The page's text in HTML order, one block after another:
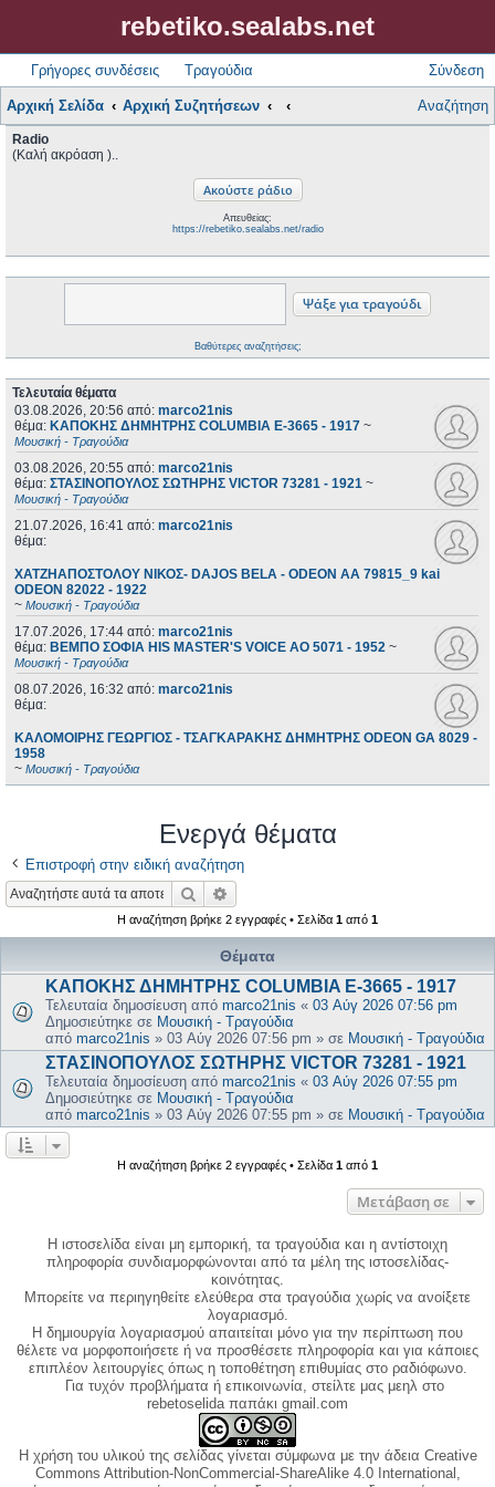
rebetiko.sealabs.net
Γρήγορες συνδέσεις Τραγούδια Σύνδεση
Αρχική Σελίδα Αρχική Συζητήσεων Αναζήτηση
Radio
(Καλή ακρόαση )..
Απευθείας:
https://rebetiko.sealabs.net/radio
Βαθύτερες αναζητήσεις;
Τελευταία θέματα
03.08.2026, 20:56 από: marco21nis
θέμα: ΚΑΠΟΚΗΣ ΔΗΜΗΤΡΗΣ COLUMBIA E-3665 - 1917 ~
Μουσική - Τραγούδια
03.08.2026, 20:55 από: marco21nis
θέμα: ΣΤΑΣΙΝΟΠΟΥΛΟΣ ΣΩΤΗΡΗΣ VICTOR 73281 - 1921 ~
Μουσική - Τραγούδια
21.07.2026, 16:41 από: marco21nis
θέμα:
ΧΑΤΖΗΑΠΟΣΤΟΛΟΥ ΝΙΚΟΣ- DAJOS BELA - ODEON AA 79815_9 kai
ODEON 82022 - 1922
~ Μουσική - Τραγούδια
17.07.2026, 17:44 από: marco21nis
θέμα: ΒΕΜΠΟ ΣΟΦΙΑ HIS MASTER'S VOICE AO 5071 - 1952 ~
Μουσική - Τραγούδια
08.07.2026, 16:32 από: marco21nis
θέμα:
ΚΑΛΟΜΟΙΡΗΣ ΓΕΩΡΓΙΟΣ - ΤΣΑΓΚΑΡΑΚΗΣ ΔΗΜΗΤΡΗΣ ODEON GA 8029 -
1958
~ Μουσική - Τραγούδια
Ενεργά θέματα
Επιστροφή στην ειδική αναζήτηση
Αναζήτηση
Η αναζήτηση βρήκε 2 εγγραφές • Σελίδα 1 από 1
Θέματα
ΚΑΠΟΚΗΣ ΔΗΜΗΤΡΗΣ COLUMBIA E-3665 - 1917
Τελευταία δημοσίευση από marco21nis « 03 Αύγ 2026 07:56 pm
Δημοσιεύτηκε σε Μουσική - Τραγούδια
από marco21nis » 03 Αύγ 2026 07:56 pm » σε Μουσική - Τραγούδια
ΣΤΑΣΙΝΟΠΟΥΛΟΣ ΣΩΤΗΡΗΣ VICTOR 73281 - 1921
Τελευταία δημοσίευση από marco21nis « 03 Αύγ 2026 07:55 pm
Δημοσιεύτηκε σε Μουσική - Τραγούδια
από marco21nis » 03 Αύγ 2026 07:55 pm » σε Μουσική - Τραγούδια
Η αναζήτηση βρήκε 2 εγγραφές • Σελίδα 1 από 1
Μετάβαση σε
Η ιστοσελίδα είναι μη εμπορική, τα τραγούδια και η αντίστοιχη
πληροφορία συνδιαμορφώνονται από τα μέλη της ιστοσελίδας-
κοινότητας.
Μπορείτε να περιηγηθείτε ελεύθερα στα τραγούδια χωρίς να ανοίξετε
λογαριασμό.
Η δημιουργία λογαριασμού απαιτείται μόνο για την περίπτωση που
θέλετε να μορφοποιήσετε ή να προσθέσετε πληροφορία και για κάποιες
επιπλέον λειτουργίες όπως η τοποθέτηση επιθυμίας στο ραδιόφωνο.
Για τυχόν προβλήματα ή επικοινωνία, στείλτε μας μεηλ στο
rebetoselida παπάκι gmail.com
Η χρήση του υλικού της σελίδας γίνεται σύμφωνα με την άδεια Creative
Commons Attribution-NonCommercial-ShareAlike 4.0 International,